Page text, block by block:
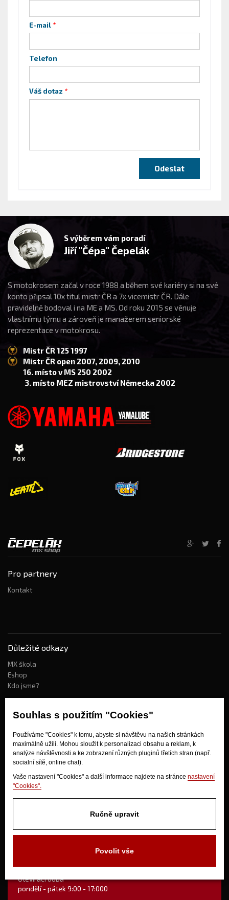
Souhlas s použitím "Cookies"
Používáme "Cookies" k tomu, abyste si návštěvu na našich stránkách
maximálně užili. Mohou sloužit k personalizaci obsahu a reklam, k
analýze návštěvnosti a ke zobrazení různých pluginů třetích stran (např.
socialní sítě, online chat).
Vaše nastavení "Cookies" a další informace najdete na stránce nastavení
"Cookies".
Ručně upravit
Povolit vše
E-mail
Telefon
Váš dotaz
S výběrem vám poradí
Jiří "Čépa" Čepelák
S motokrosem začal v roce 1988 a během své kariéry si na své
konto připsal 10x titul mistr ČR a 7x vicemistr ČR. Dále
pravidelně bodoval i na ME a MS. Od roku 2015 se věnuje
vlastnímu týmu a zároveň je manažerem seniorské
reprezentace v motokrosu.
Mistr ČR 125 1997
Mistr ČR open 2007, 2009, 2010
16. místo v MS 250 2002
3. místo MEZ mistrovství Německa 2002
Pro partnery
Kontakt
Důležité odkazy
MX škola
Eshop
Kdo jsme?
Jak nakupovat?
Obchodní podmínky
Doprava
Odstoupení od kupní smlouvy
Otevírací doba
pondělí - pátek 9:00 - 17:000